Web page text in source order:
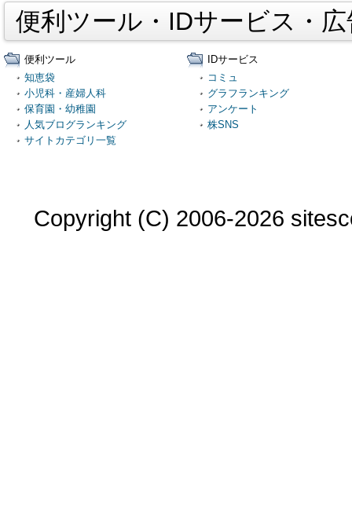
便利ツール・IDサービス・
便利ツール
知恵袋
小児科・産婦人科
保育園・幼稚園
人気ブログランキング
サイトカテゴリ一覧
IDサービス
コミュ
グラフランキング
アンケート
株SNS
Copyright (C) 2006-2026